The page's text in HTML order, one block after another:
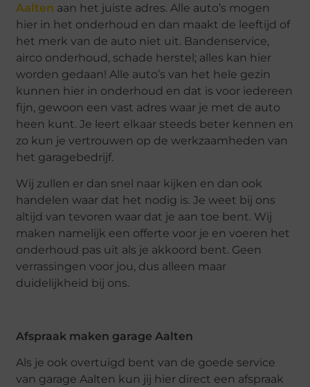
Aalten aan het juiste adres. Alle auto’s mogen
hier in het onderhoud en dan maakt de leeftijd of
het merk van de auto niet uit. Bandenservice,
airco onderhoud, schade herstel; alles kan hier
worden gedaan! Alle auto’s van het hele gezin
kunnen hier in onderhoud en dat is voor iedereen
fijn, gewoon een vast adres waar je met de auto
heen kunt. Je leert elkaar steeds beter kennen en
zo kun je vertrouwen op de werkzaamheden van
het garagebedrijf.
Wij zullen er dan snel naar kijken en dan ook
handelen waar dat het nodig is. Je weet bij ons
altijd van tevoren waar dat je aan toe bent. Wij
maken namelijk een offerte voor je en voeren het
onderhoud pas uit als je akkoord bent. Geen
verrassingen voor jou, dus alleen maar
duidelijkheid bij ons.
Afspraak maken garage Aalten
Als je ook overtuigd bent van de goede service
van garage Aalten kun jij hier direct een afspraak